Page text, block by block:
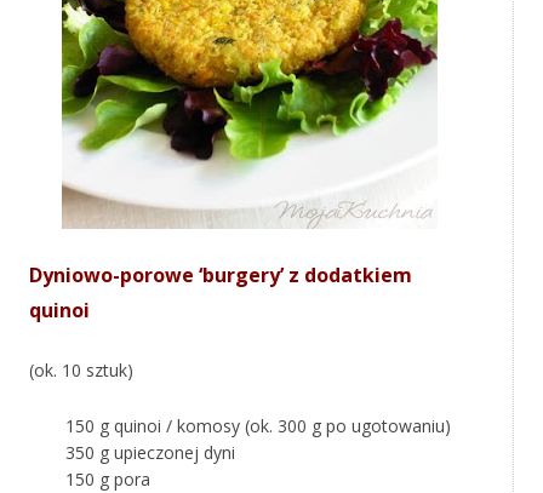
Dyniowo-porowe ‘burgery’ z dodatkiem
quinoi
(ok. 10 sztuk)
150 g quinoi / komosy (ok. 300 g po ugotowaniu)
350 g upieczonej dyni
150 g pora